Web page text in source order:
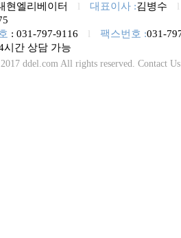
현엘리베이터 l 대표이사 :김병수
: 031-797-9116 l 팩스번호 :031-
시간 상담 가능
ddel.com All rights reserved. Contact